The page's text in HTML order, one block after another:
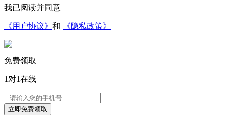
我已阅读并同意
《用户协议》 和 《隐私政策》
免费领取
1对1在线
|
立即免费领取